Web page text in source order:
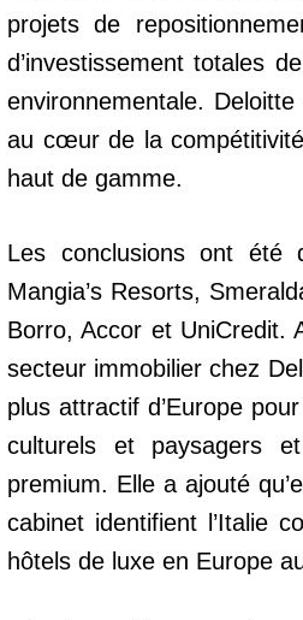
projets de
d’investissement totales
environnementale.
au cœur de la
haut de gamme.
Les conclusions ont été
Mangia’s Resorts,
Borro, Accor et UniCredit.
secteur immobilier chez
plus attractif d’Europe
culturels et paysagers
premium. Elle a ajouté
cabinet identifient l’Italie
hôtels de luxe en Europe